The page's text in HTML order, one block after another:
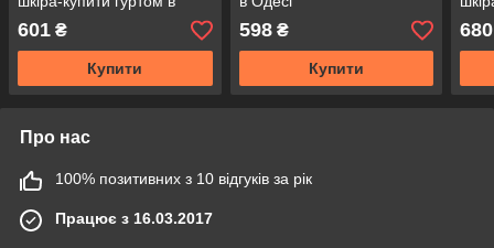
Одесі
601 ₴
Купити
598₴
Купити
680
Про нас
100% позитивних з 10 відгуків за рік
Працює з 16.03.2017